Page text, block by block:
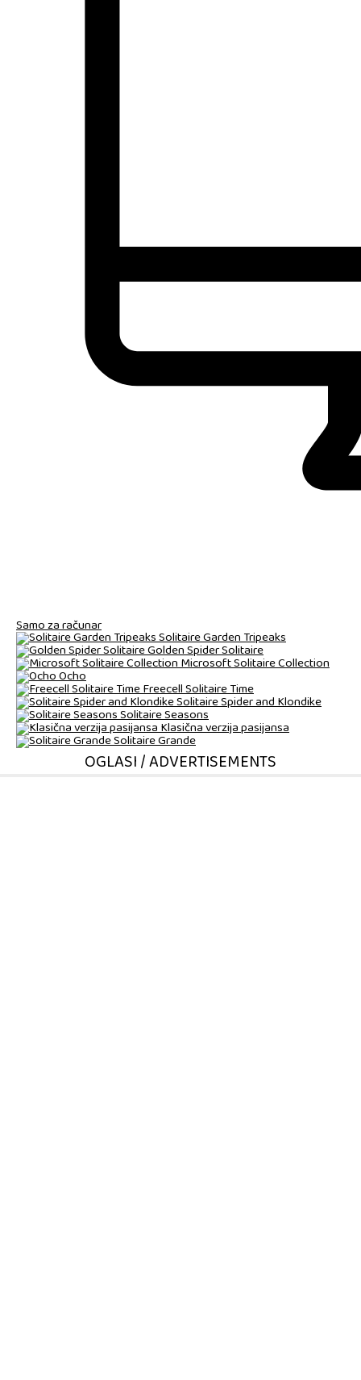
Samo za računar
Solitaire Garden Tripeaks
Golden Spider Solitaire
Microsoft Solitaire Collection
Ocho
Freecell Solitaire Time
Solitaire Spider and Klondike
Solitaire Seasons
Klasična verzija pasijansa
Solitaire Grande
OGLASI / ADVERTISEMENTS